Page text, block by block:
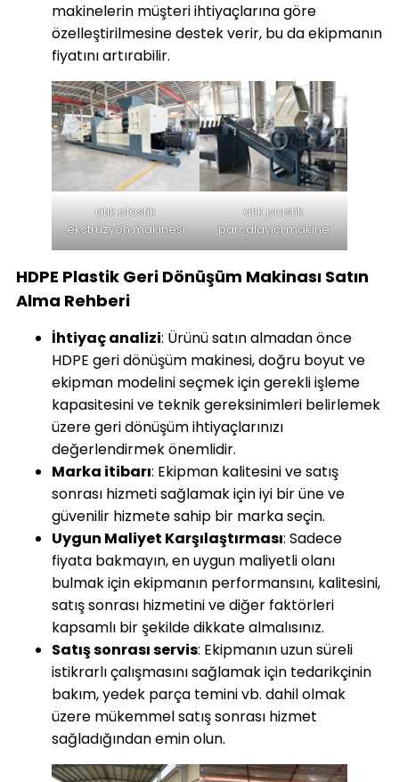
makinelerin müşteri ihtiyaçlarına göre
özelleştirilmesine destek verir, bu da ekipmanın
fiyatını artırabilir.
atık plastik
ekstrüzyon makinesi
atık plastik
parçalayıcı makine
HDPE Plastik Geri Dönüşüm Makinası Satın
Alma Rehberi
İhtiyaç analizi: Ürünü satın almadan önce
HDPE geri dönüşüm makinesi, doğru boyut ve
ekipman modelini seçmek için gerekli işleme
kapasitesini ve teknik gereksinimleri belirlemek
üzere geri dönüşüm ihtiyaçlarınızı
değerlendirmek önemlidir.
Marka itibarı: Ekipman kalitesini ve satış
sonrası hizmeti sağlamak için iyi bir üne ve
güvenilir hizmete sahip bir marka seçin.
Uygun Maliyet Karşılaştırması: Sadece
fiyata bakmayın, en uygun maliyetli olanı
bulmak için ekipmanın performansını, kalitesini,
satış sonrası hizmetini ve diğer faktörleri
kapsamlı bir şekilde dikkate almalısınız.
Satış sonrası servis: Ekipmanın uzun süreli
istikrarlı çalışmasını sağlamak için tedarikçinin
bakım, yedek parça temini vb. dahil olmak
üzere mükemmel satış sonrası hizmet
sağladığından emin olun.